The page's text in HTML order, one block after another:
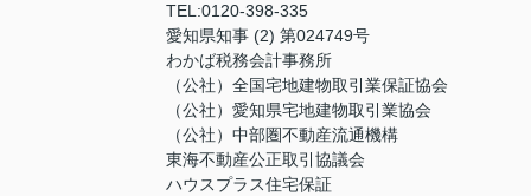
TEL:0120-398-335
愛知県知事 (2) 第024749号
わかば税務会計事務所
（公社）全国宅地建物取引業保証協会
（公社）愛知県宅地建物取引業協会
（公社）中部圏不動産流通機構
東海不動産公正取引協議会
ハウスプラス住宅保証